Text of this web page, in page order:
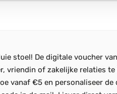
stoel! De digitale voucher
vriendin of zakelijke relaties
vanaf €5 en personaliseer